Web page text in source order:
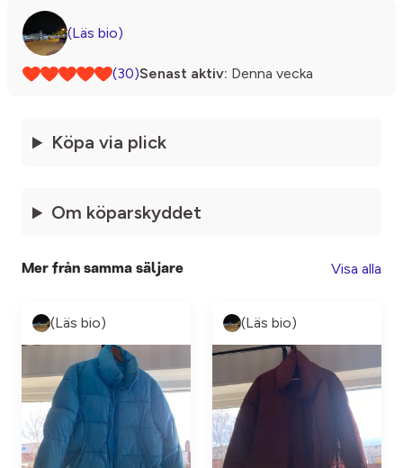
(Läs bio)
(30)Senast aktiv: Denna vecka
Köpa via plick
Om köparskyddet
Mer från samma säljare Visa alla
(Läs bio) (Läs bio)